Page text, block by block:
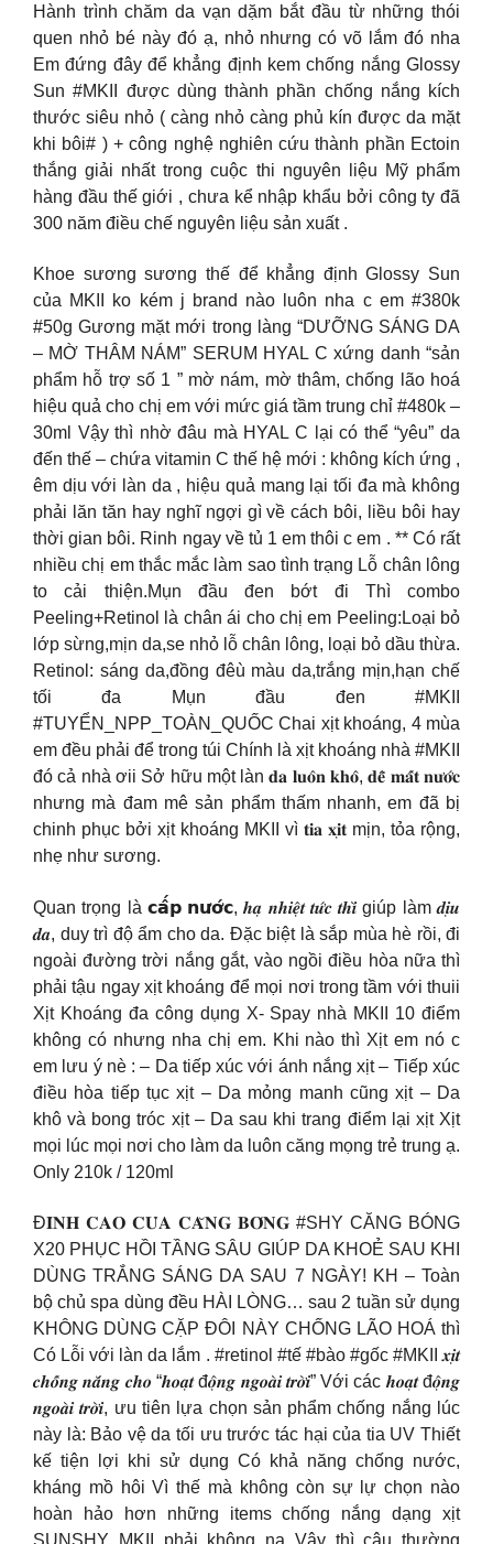
Hành trình chăm da vạn dặm bắt đầu từ những thói
quen nhỏ bé này đó ạ, nhỏ nhưng có võ lắm đó nha
Em đứng đây để khẳng định kem chống nắng Glossy
Sun #MKII được dùng thành phần chống nắng kích
thước siêu nhỏ ( càng nhỏ càng phủ kín được da mặt
khi bôi# ) + công nghệ nghiên cứu thành phần Ectoin
thắng giải nhất trong cuộc thi nguyên liệu Mỹ phẩm
hàng đầu thế giới , chưa kể nhập khẩu bởi công ty đã
300 năm điều chế nguyên liệu sản xuất .
Khoe sương sương thế để khẳng định Glossy Sun
của MKII ko kém j brand nào luôn nha c em #380k
#50g Gương mặt mới trong làng “DƯỠNG SÁNG DA
– MỜ THÂM NÁM” SERUM HYAL C xứng danh “sản
phẩm hỗ trợ số 1 ” mờ nám, mờ thâm, chống lão hoá
hiệu quả cho chị em với mức giá tầm trung chỉ #480k –
30ml Vậy thì nhờ đâu mà HYAL C lại có thể “yêu” da
đến thế – chứa vitamin C thế hệ mới : không kích ứng ,
êm dịu với làn da , hiệu quả mang lại tối đa mà không
phải lăn tăn hay nghĩ ngợi gì về cách bôi, liều bôi hay
thời gian bôi. Rinh ngay về tủ 1 em thôi c em . ** Có rất
nhiều chị em thắc mắc làm sao tình trạng Lỗ chân lông
to cải thiện.Mụn đầu đen bớt đi Thì combo
Peeling+Retinol là chân ái cho chị em Peeling:Loại bỏ
lớp sừng,mịn da,se nhỏ lỗ chân lông, loại bỏ dầu thừa.
Retinol: sáng da,đồng đêù màu da,trắng mịn,hạn chế
tối đa Mụn đầu đen #MKII
#TUYỂN_NPP_TOÀN_QUỐC Chai xịt khoáng, 4 mùa
em đều phải để trong túi Chính là xịt khoáng nhà #MKII
đó cả nhà ơii Sở hữu một làn 𝐝𝐚 𝐥𝐮𝐨̂𝐧 𝐤𝐡𝐨̂, 𝐝𝐞̂̃ 𝐦𝐚̂́𝐭 𝐧𝐮̛𝐨̛́𝐜
nhưng mà đam mê sản phẩm thấm nhanh, em đã bị
chinh phục bởi xịt khoáng MKII vì 𝐭𝐢𝐚 𝐱𝐢̣𝐭 mịn, tỏa rộng,
nhẹ như sương.
Quan trọng là 𝗰𝗮̂́𝗽 𝗻𝘂̛𝗼̛́𝗰, 𝒉𝒂̣ 𝒏𝒉𝒊𝒆̣̂𝒕 𝒕𝒖̛́𝒄 𝒕𝒉𝒊̀ giúp làm 𝒅𝒊̣𝒖
𝒅𝒂, duy trì độ ẩm cho da. Đặc biệt là sắp mùa hè rồi, đi
ngoài đường trời nắng gắt, vào ngồi điều hòa nữa thì
phải tậu ngay xịt khoáng để mọi nơi trong tầm với thuii
Xịt Khoáng đa công dụng X- Spay nhà MKII 10 điểm
không có nhưng nha chị em. Khi nào thì Xịt em nó c
em lưu ý nè : – Da tiếp xúc với ánh nắng xịt – Tiếp xúc
điều hòa tiếp tục xịt – Da mỏng manh cũng xịt – Da
khô và bong tróc xịt – Da sau khi trang điểm lại xịt Xịt
mọi lúc mọi nơi cho làm da luôn căng mọng trẻ trung ạ.
Only 210k / 120ml
Đ𝐈̉𝐍𝐇 𝐂𝐀𝐎 𝐂𝐔̉𝐀 𝐂𝐀̆𝐍𝐆 𝐁𝐎́𝐍𝐆 #SHY CĂNG BÓNG
X20 PHỤC HỒI TẦNG SÂU GIÚP DA KHOẺ SAU KHI
DÙNG TRẮNG SÁNG DA SAU 7 NGÀY! KH – Toàn
bộ chủ spa dùng đều HÀI LÒNG… sau 2 tuần sử dụng
KHÔNG DÙNG CẶP ĐÔI NÀY CHỐNG LÃO HOÁ thì
Có Lỗi với làn da lắm . #retinol #tế #bào #gốc #MKII 𝒙𝒊̣𝒕
𝒄𝒉𝒐̂́𝒏𝒈 𝒏𝒂̆́𝒏𝒈 𝒄𝒉𝒐 “𝒉𝒐𝒂̣𝒕 đ𝒐̣̂𝒏𝒈 𝒏𝒈𝒐𝒂̀𝒊 𝒕𝒓𝒐̛̀𝒊” Với các 𝒉𝒐𝒂̣𝒕 đ𝒐̣̂𝒏𝒈
𝒏𝒈𝒐𝒂̀𝒊 𝒕𝒓𝒐̛̀𝒊, ưu tiên lựa chọn sản phẩm chống nắng lúc
này là: Bảo vệ da tối ưu trước tác hại của tia UV Thiết
kế tiện lợi khi sử dụng Có khả năng chống nước,
kháng mồ hôi Vì thế mà không còn sự lự chọn nào
hoàn hảo hơn những items chống nắng dạng xịt